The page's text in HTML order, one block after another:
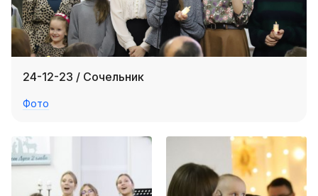
Проповеди
Пасторское наставление
Проповеди
Серии проповедей
Трансляции
Хор
Прославление
24-12-23 / Сочельник
Фото